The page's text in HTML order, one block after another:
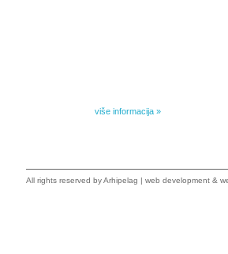
više informacija »
All rights reserved byArhipelag | web development &